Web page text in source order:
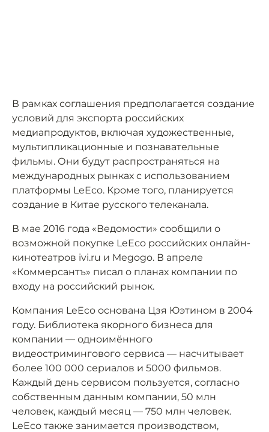
В рамках соглашения предполагается создание
условий для экспорта российских
медиапродуктов, включая художественные,
мультипликационные и познавательные
фильмы. Они будут распространяться на
международных рынках с использованием
платформы LeEco. Кроме того, планируется
создание в Китае русского телеканала.
В мае 2016 года «Ведомости» сообщили о
возможной покупке LeEco российских онлайн-
кинотеатров ivi.ru и Megogo. В апреле
«Коммерсантъ» писал о планах компании по
входу на российский рынок.
Компания LeEco основана Цзя Юэтином в 2004
году. Библиотека якорного бизнеса для
компании — одноимённого
видеостримингового сервиса — насчитывает
более 100 000 сериалов и 5000 фильмов.
Каждый день сервисом пользуется, согласно
собственным данным компании, 50 млн
человек, каждый месяц — 750 млн человек.
LeEco также занимается производством,